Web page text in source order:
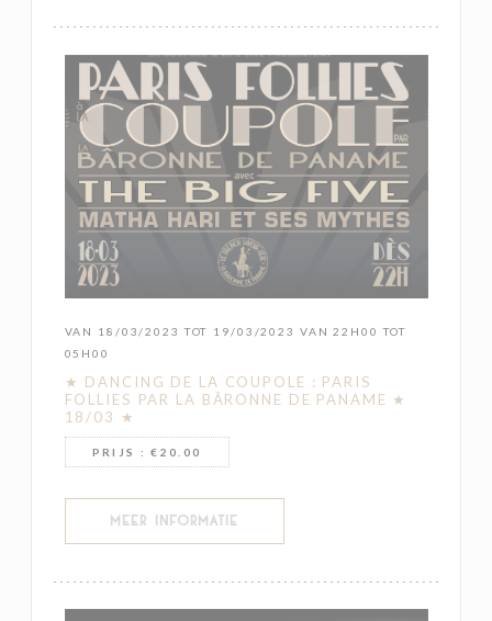
VAN 18/03/2023 TOT 19/03/2023 VAN 22H00 TOT
05H00
★ DANCING DE LA COUPOLE : PARIS
FOLLIES PAR LA BÂRONNE DE PANAME ★
18/03 ★
PRIJS : €20.00
MEER INFORMATIE